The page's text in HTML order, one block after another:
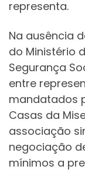
representa.
Na ausência
do Ministério
Segurança
entre
mandatados
Casas da
associação
negociação
mínimos a